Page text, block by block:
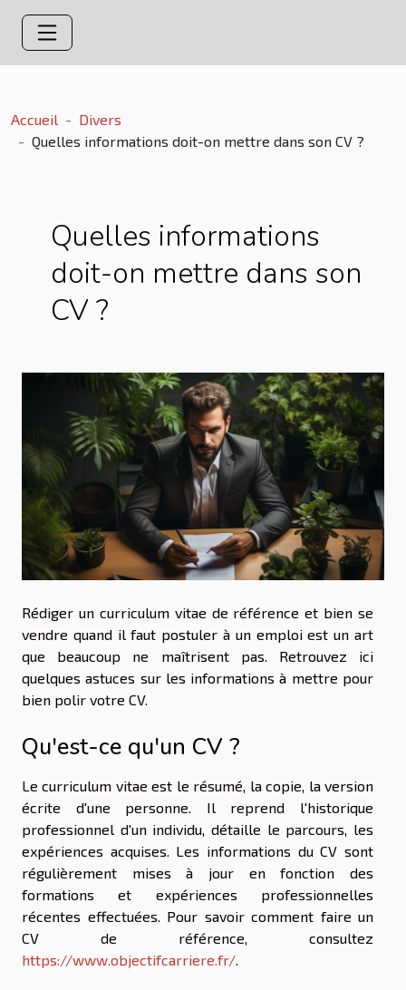
Accueil
Divers
Quelles informations doit-on mettre dans son CV ?
Quelles informations
doit-on mettre dans son
CV ?
Rédiger un curriculum vitae de référence et bien se
vendre quand il faut postuler à un emploi est un art
que beaucoup ne maîtrisent pas. Retrouvez ici
quelques astuces sur les informations à mettre pour
bien polir votre CV.
Qu'est-ce qu'un CV ?
Le curriculum vitae est le résumé, la copie, la version
écrite d'une personne. Il reprend l'historique
professionnel d'un individu, détaille le parcours, les
expériences acquises. Les informations du CV sont
régulièrement mises à jour en fonction des
formations et expériences professionnelles
récentes effectuées. Pour savoir comment faire un
CV de référence, consultez
https://www.objectifcarriere.fr/.